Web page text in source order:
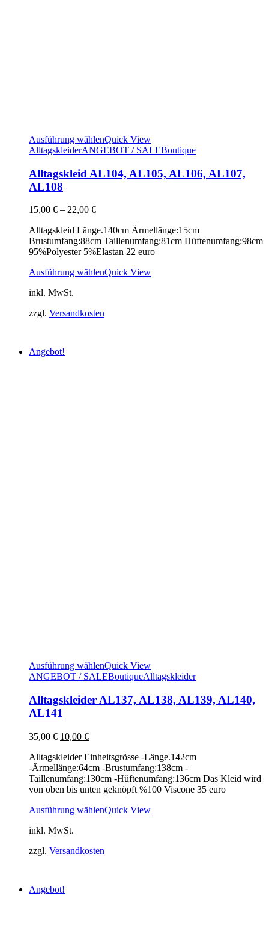
Ausführung wählenQuick View
AlltagskleiderANGEBOT / SALEBoutique
Alltagskleid AL104, AL105, AL106, AL107,
AL108
15,00 € – 22,00 €
Alltagskleid Länge.140cm Ärmellänge:15cm
Brustumfang:88cm Taillenumfang:81cm Hüftenumfang:98cm
95%Polyester 5%Elastan 22 euro
Ausführung wählenQuick View
inkl. MwSt.
zzgl. Versandkosten
Angebot!
Ausführung wählenQuick View
ANGEBOT / SALEBoutiqueAlltagskleider
Alltagskleider AL137, AL138, AL139, AL140,
AL141
35,00€ Ursprünglicher
war:
35,00 €
10,00 €Aktueller
ist:
10,00 €.
Alltagskleider Einheitsgrösse -Länge.142cm
-Ärmellänge:64cm -Brustumfang:138cm -
Taillenumfang:130cm -Hüftenumfang:136cm Das Kleid wird
von oben bis unten geknöpft %100 Viscone 35 euro
Ausführung wählenQuick View
inkl. MwSt.
zzgl. Versandkosten
Angebot!